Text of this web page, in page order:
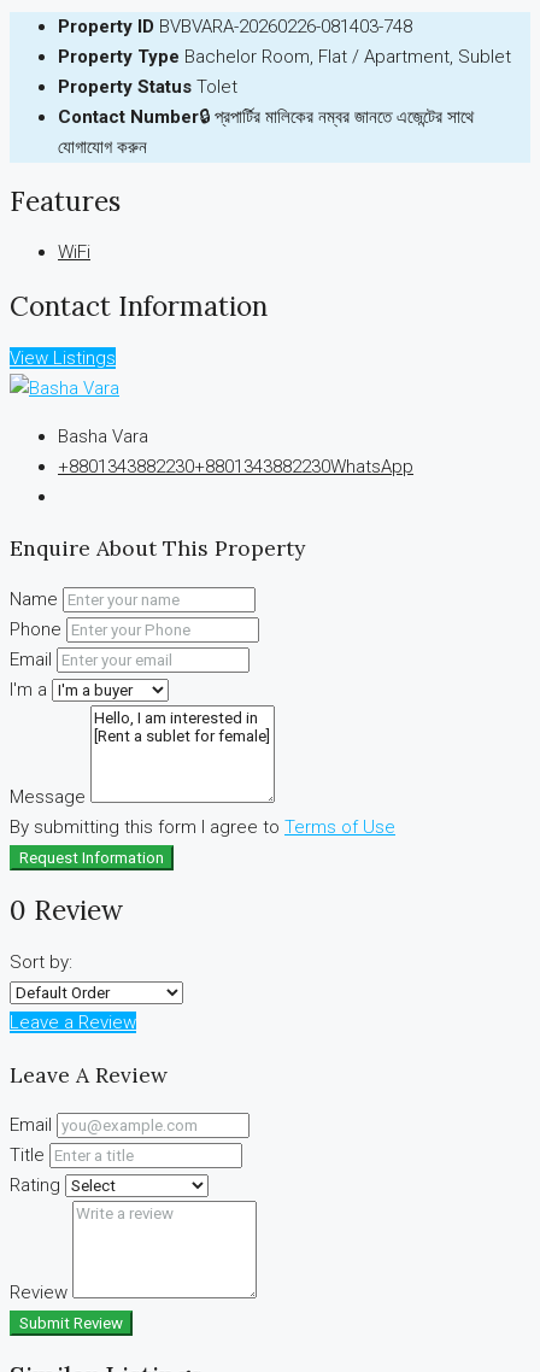
Property ID BVBVARA-20260226-081403-748
Property Type Bachelor Room, Flat / Apartment, Sublet
Property Status Tolet
Contact Number🔒 প্রপার্টির মালিকের নম্বর জানতে এজেন্টের সাথে
যোগাযোগ করুন
Features
WiFi
Contact Information
View Listings
Basha Vara
+8801343882230+8801343882230WhatsApp
Enquire About This Property
Name
Phone
Email
I'm a
Message
By submitting this form I agree to Terms of Use
Request Information
0 Review
Sort by:
Leave a Review
Leave A Review
Email
Title
Rating
Review
Submit Review